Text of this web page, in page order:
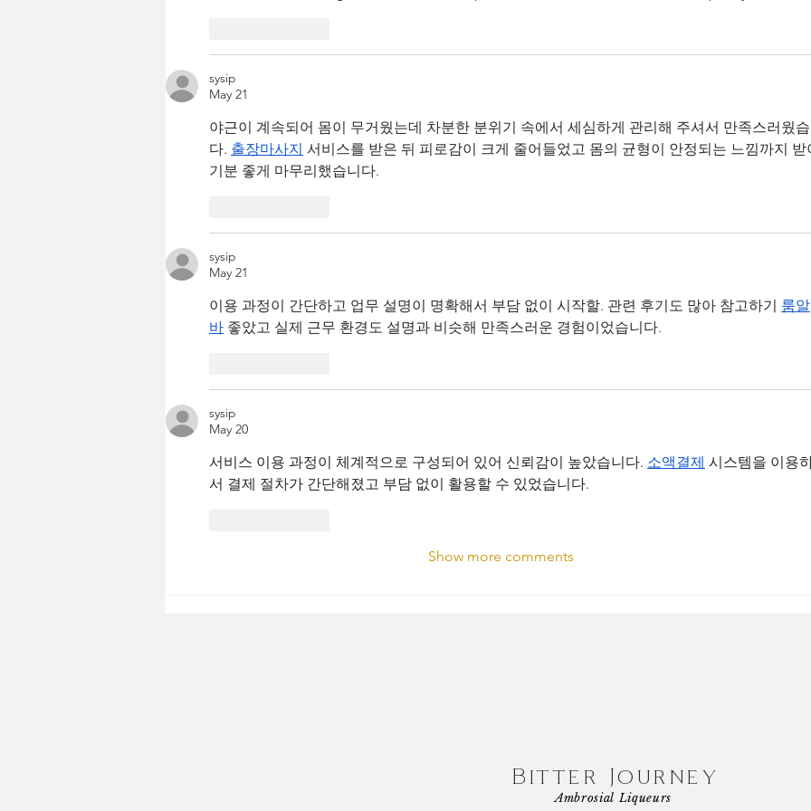
sysip
May 21
야근이 계속되어 몸이 무거웠는데 차분한 분위기 속에서 세심하게 관리해 주셔서 만족스러웠
다. 출장마사지 서비스를 받은 뒤 피로감이 크게 줄어들었고 몸의 균형이 안정되는 느낌까지
기분 좋게 마무리했습니다.
sysip
May 21
이용 과정이 간단하고 업무 설명이 명확해서 부담 없이 시작할. 관련 후기도 많아 참고하기 룸알
바 좋았고 실제 근무 환경도 설명과 비슷해 만족스러운 경험이었습니다.
sysip
May 20
서비스 이용 과정이 체계적으로 구성되어 있어 신뢰감이 높았습니다. 소액결제 시스템을 이용
서 결제 절차가 간단해졌고 부담 없이 활용할 수 있었습니다.
Show more comments
Bitter Journey
Ambrosial Liqueurs